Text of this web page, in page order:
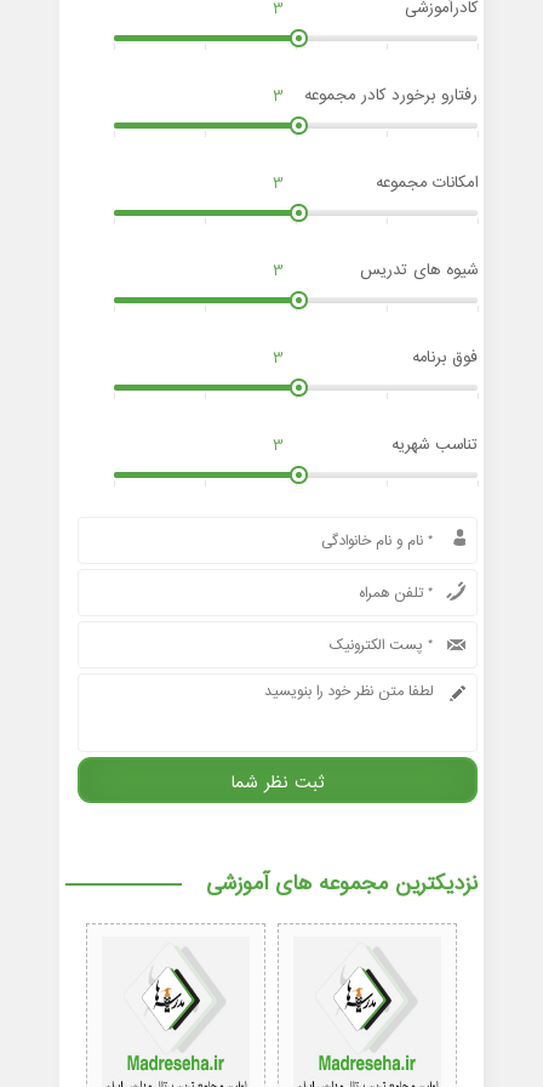
کادرآموزشی 3
رفتارو برخورد کادر مجموعه 3
امکانات مجموعه 3
شیوه های تدریس 3
فوق برنامه 3
تناسب شهریه 3
نزدیکترین مجموعه های آموزشی